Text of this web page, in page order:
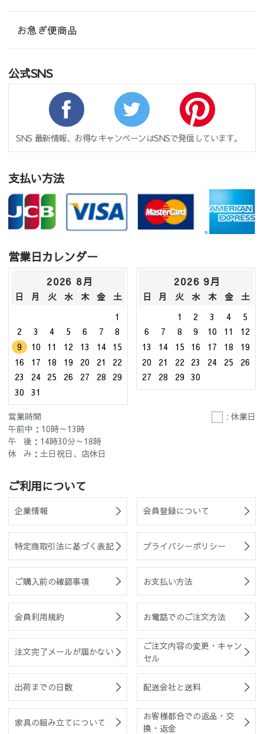
お急ぎ便商品
公式SNS
SNS 最新情報、お得なキャンペーンはSNSで発信しています。
支払い方法
営業日カレンダー
2026 8月
日 月 火 水 木 金
土
1
2
3 4 5 6 7
8
9
10 11 12 13 14
15
16
17 18 19 20 21
22
23
24 25 26 27 28
29
30
31
2026 9月
日 月 火 水 木 金
土
1
2 3 4
5
6
7 8 9 10 11
12
13
14 15 16 17 18
19
20
21 22 23 24 25
26
27
28 29 30
営業時間
: 休業日
午前中：10時～13時
午 後：14時30分～18時
休 み：土日祝日、店休日
ご利用について
企業情報 会員登録について
特定商取引法に基づく表記 プライバシーポリシー
ご購入前の確認事項 お支払い方法
会員利用規約 お電話でのご注文方法
注文完了メールが届かない
ご注文内容の変更・キャン
セル
出荷までの日数 配送会社と送料
家具の組み立てについて
お客様都合での返品・交
換・返金